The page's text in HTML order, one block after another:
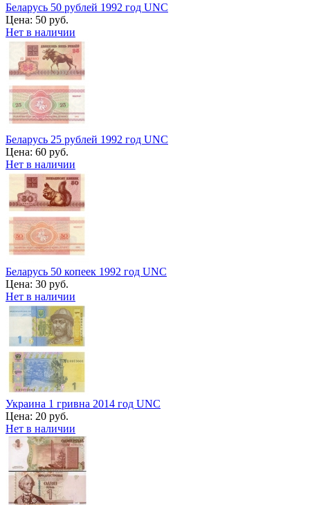
Беларусь 50 рублей 1992 год UNC
Цена: 50 руб.
Нет в наличии
Беларусь 25 рублей 1992 год UNC
Цена: 60 руб.
Нет в наличии
Беларусь 50 копеек 1992 год UNC
Цена: 30 руб.
Нет в наличии
Украина 1 гривна 2014 год UNC
Цена: 20 руб.
Нет в наличии